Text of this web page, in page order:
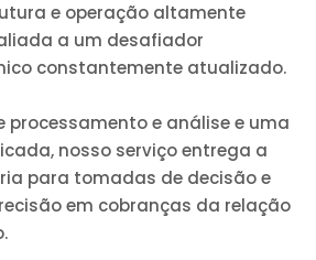
e operação altamente
a um desafiador
constantemente atualizado.
processamento e análise e uma
nosso serviço entrega a
para tomadas de decisão e
em cobranças da relação